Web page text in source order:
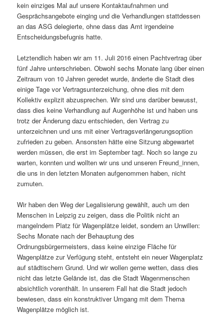
kein einziges Mal auf unsere Kontaktaufnahmen und
Gesprächsangebote einging und die Verhandlungen stattdessen
an das ASG delegierte, ohne dass das Amt irgendeine
Entscheidungsbefugnis hatte.
Letztendlich haben wir am 11. Juli 2016 einen Pachtvertrag über
fünf Jahre unterschrieben. Obwohl sechs Monate lang über einen
Zeitraum von 10 Jahren geredet wurde, änderte die Stadt dies
einige Tage vor Vertragsunterzeichung, ohne dies mit dem
Kollektiv explizit abzusprechen. Wir sind uns darüber bewusst,
dass dies keine Verhandlung auf Augenhöhe ist und haben uns
trotz der Änderung dazu entschieden, den Vertrag zu
unterzeichnen und uns mit einer Vertragsverlängerungsoption
zufrieden zu geben. Ansonsten hätte eine Sitzung abgewartet
werden müssen, die erst im September tagt. Noch so lange zu
warten, konnten und wollten wir uns und unseren Freund_innen,
die uns in den letzten Monaten aufgenommen haben, nicht
zumuten.
Wir haben den Weg der Legalisierung gewählt, auch um den
Menschen in Leipzig zu zeigen, dass die Politik nicht an
mangelndem Platz für Wagenplätze leidet, sondern an Unwillen:
Sechs Monate nach der Behauptung des
Ordnungsbürgermeisters, dass keine einzige Fläche für
Wagenplätze zur Verfügung steht, entsteht ein neuer Wagenplatz
auf städtischem Grund. Und wir wollen gerne wetten, dass dies
nicht das letzte Gelände ist, das die Stadt Wagenmenschen
absichtlich vorenthält. In unserem Fall hat die Stadt jedoch
bewiesen, dass ein konstruktiver Umgang mit dem Thema
Wagenplätze möglich ist.